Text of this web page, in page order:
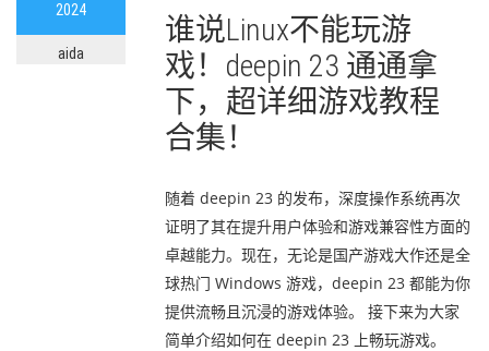
2024
aida
谁说Linux不能玩游
戏！deepin 23 通通拿
下，超详细游戏教程
合集！
随着 deepin 23 的发布，深度操作系统再次
证明了其在提升用户体验和游戏兼容性方面的
卓越能力。现在，无论是国产游戏大作还是全
球热门 Windows 游戏，deepin 23 都能为你
提供流畅且沉浸的游戏体验。 接下来为大家
简单介绍如何在 deepin 23 上畅玩游戏。